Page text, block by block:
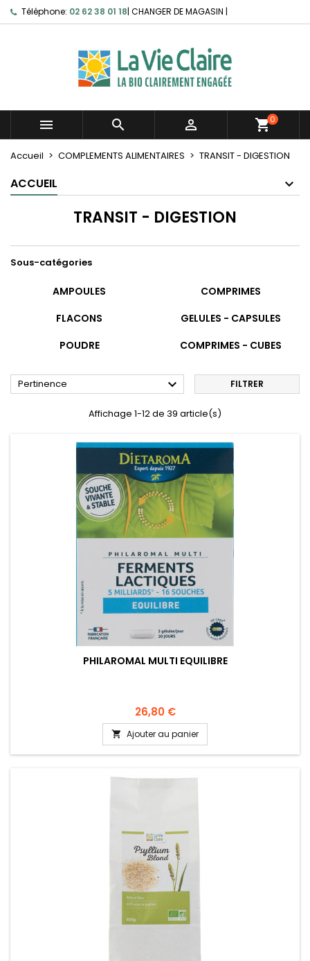
Téléphone: 02 62 38 01 18| CHANGER DE MAGASIN |
   shopping_cart0
Accueil COMPLEMENTS ALIMENTAIRES TRANSIT - DIGESTION
ACCUEIL
TRANSIT - DIGESTION
Sous-catégories
AMPOULES
COMPRIMES
FLACONS
GELULES - CAPSULES
POUDRE
COMPRIMES - CUBES
Pertinence  FILTRER
Affichage 1-12 de 39 article(s)
PHILAROMAL MULTI EQUILIBRE
26,80 €
 Ajouter au panier